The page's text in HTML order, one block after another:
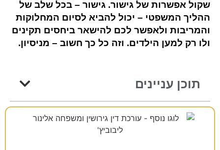
שקול אפשרות של גישור. גישור – בכל שלב של
ההליך המשפטי – יכול להביא לסיום המחלוקות
והמריבות ולאפשר לכם להישאר ביחסים תקינים
ולו רק למען הילדים. וזה כל כך חשוב – מניסיון.
תוכן עניינים